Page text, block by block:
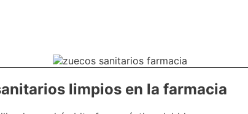
limpios en la farmacia